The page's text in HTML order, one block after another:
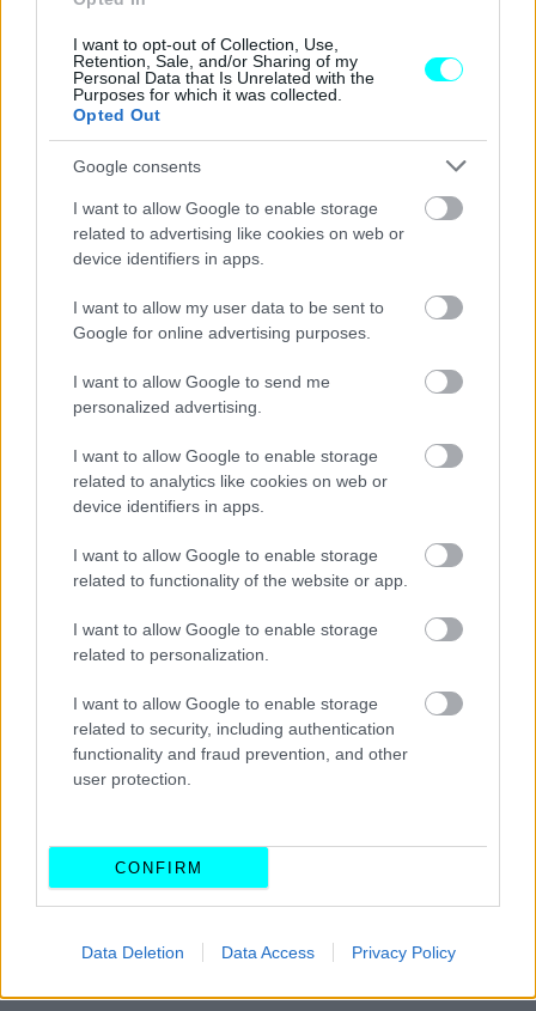
I want to opt-out of Collection, Use,
Retention, Sale, and/or Sharing of my
Personal Data that Is Unrelated with the
Purposes for which it was collected.
Opted Out
Google consents
I want to allow Google to enable storage
related to advertising like cookies on web or
device identifiers in apps.
I want to allow my user data to be sent to
Google for online advertising purposes.
I want to allow Google to send me
personalized advertising.
I want to allow Google to enable storage
related to analytics like cookies on web or
device identifiers in apps.
I want to allow Google to enable storage
related to functionality of the website or app.
I want to allow Google to enable storage
related to personalization.
I want to allow Google to enable storage
related to security, including authentication
functionality and fraud prevention, and other
user protection.
CONFIRM
Data Deletion Data Access Privacy Policy
CAR & MOTOR TEAM
Κίνηση στους δρόμους της Αθήνας- Ιδού
μποτιλιάρισμα